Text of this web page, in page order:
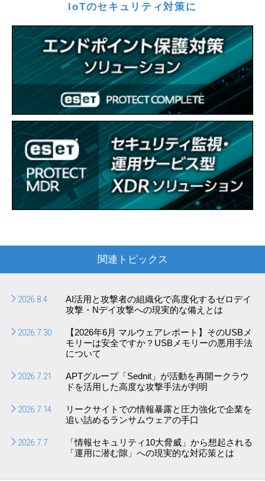
IoTのセキュリティ対策に
関連トピックス
2026.8.4
AI活用と攻撃者の組織化で高度化するゼロデイ
攻撃・Nデイ攻撃への現実的な備えとは
2026.7.30
【2026年6月 マルウェアレポート】そのUSBメ
モリーは安全ですか？USBメモリーの悪用手法
について
2026.7.21
APTグループ「Sednit」が活動を再開ークラウ
ドを活用した高度な攻撃手法が判明
2026.7.14
リークサイトでの情報暴露と圧力強化で企業を
追い詰めるランサムウェアの手口
2026.7.7
「情報セキュリティ10大脅威」から想起される
「運用に潜む隙」への現実的な対応策とは